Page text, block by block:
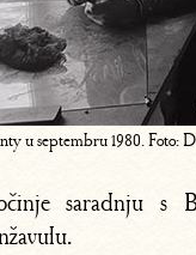
u septembru 1980. Foto:
saradnju s